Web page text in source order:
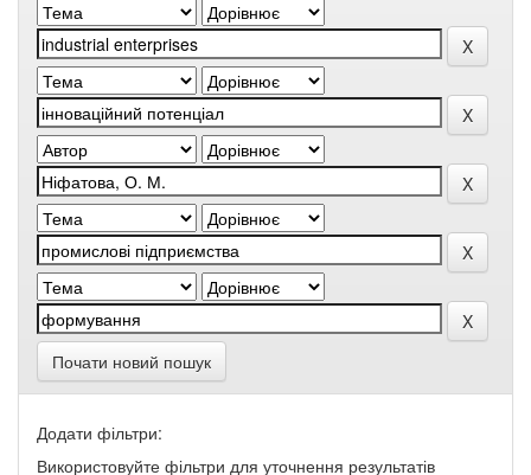
Почати новий пошук
Додати фільтри:
Використовуйте фільтри для уточнення результатів